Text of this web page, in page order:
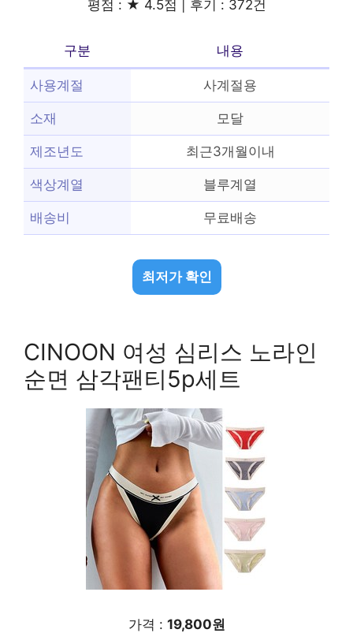
평점 : ★ 4.5점 | 후기 : 372건
구분 내용
사용계절 사계절용
소재 모달
제조년도 최근3개월이내
색상계열 블루계열
배송비 무료배송
최저가 확인
CINOON 여성 심리스 노라인
순면 삼각팬티5p세트
가격 : 19,800원